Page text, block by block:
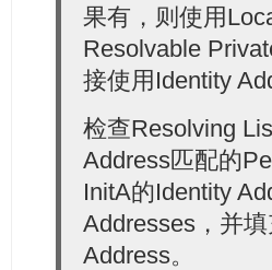
果有，则使用
Resolvable
接使用Identity
检查Resolving
Address匹配的
InitA的Identity
Addresses，并
Address。